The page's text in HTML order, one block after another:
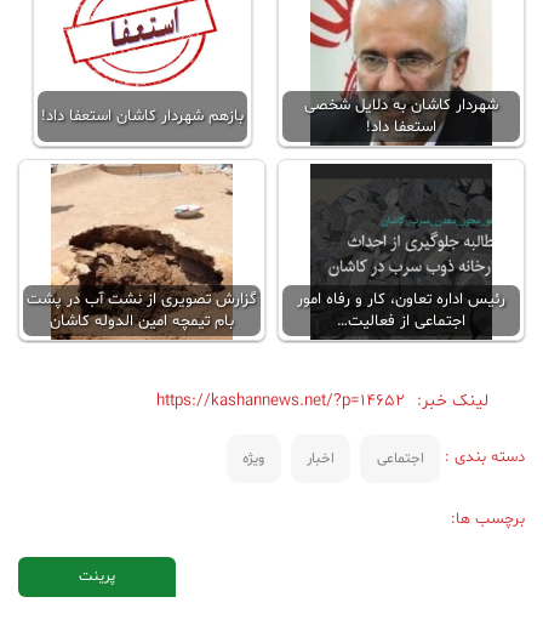
شهردار کاشان به دلایل شخصی
استعفا داد!
بازهم شهردار کاشان استعفا داد!
رئیس اداره تعاون، کار و رفاه امور
اجتماعی از فعالیت…
گزارش تصویری از نشت آب در پشت
بام تیمچه امین الدوله کاشان
لینک خبر: https://kashannews.net/?p=14652
دسته بندی : اجتماعی اخبار ویژه
برچسب ها:
پرینت